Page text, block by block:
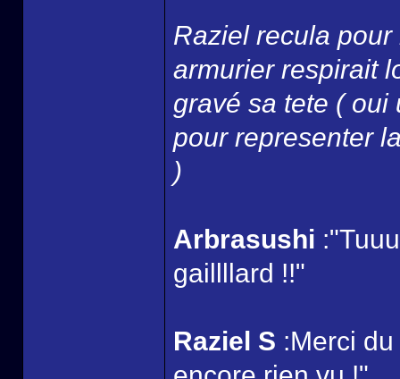
Raziel recula
armurier respirait
gravé sa tete ( oui
pour representer
)
Arbrasushi
gaillllard !!"
Raziel S :Merci